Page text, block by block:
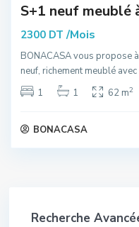
S+1 neuf meublé
2300 DT /Mois
BONACASA vous propose
neuf, richement meublé
1
1 62 m2
BONACASA
Recherche